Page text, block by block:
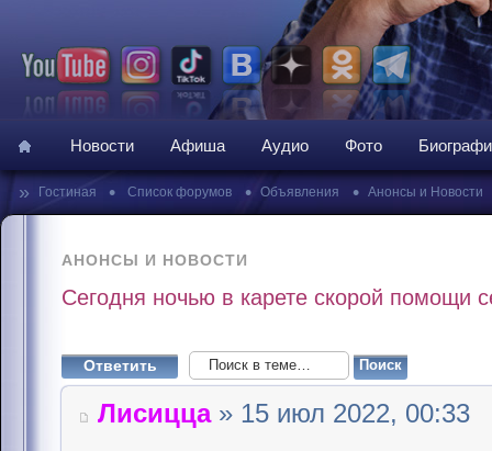
Новости Афиша Аудио Фото
» Гостиная • Список форумов • Объявления • Анонсы и Новости
АНОНСЫ И НОВОСТИ
Сегодня ночью в карете скорой помощи
Ответить
Лисицца» 15 июл 2022, 00:33